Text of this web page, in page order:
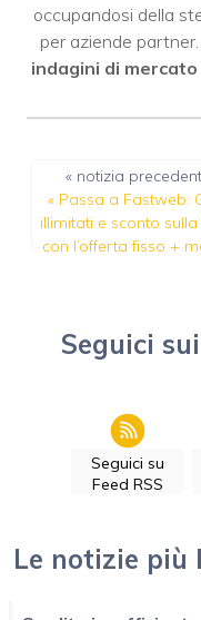
occupandosi della
per aziende
indagini di mercato
« notizia
« Passa a Fastweb:
illimitati e sconto
con l’offerta fisso +
Seguici
Seguici su
Feed RSS
Le notizie più